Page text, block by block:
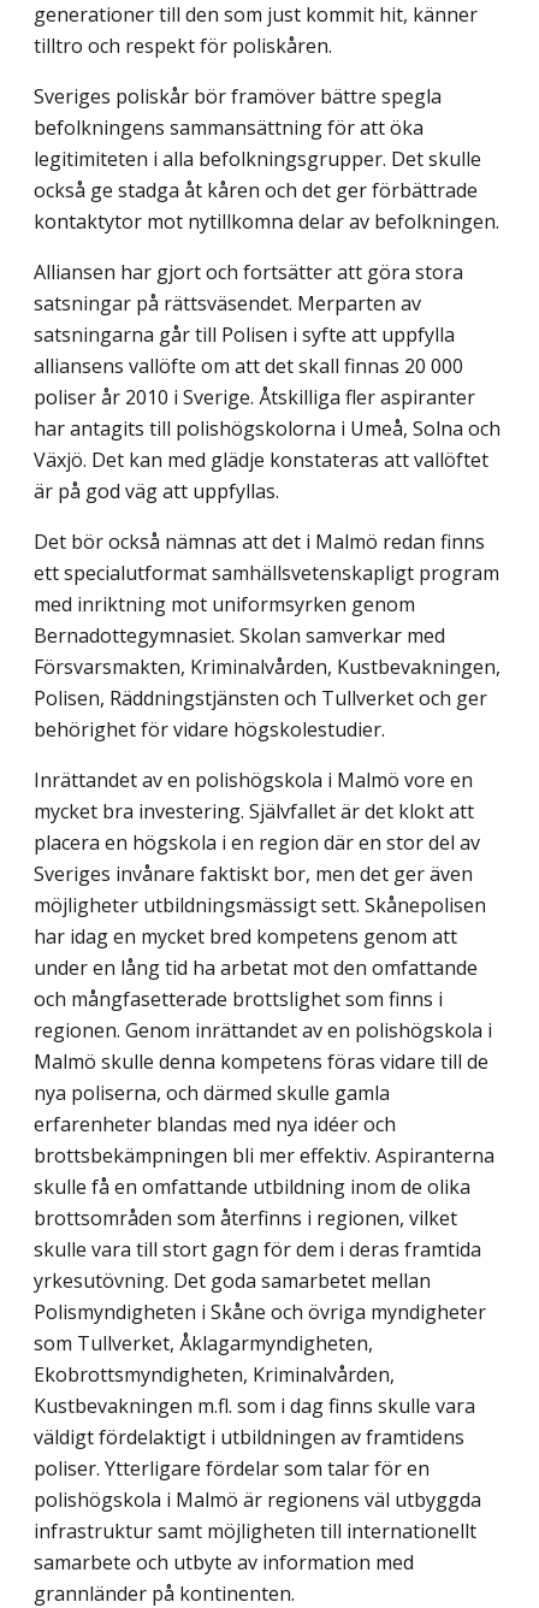
generationer till den som just kommit hit, känner
tilltro och respekt för poliskåren.
Sveriges poliskår bör framöver bättre spegla
befolkningens sammansättning för att öka
legitimiteten i alla befolkningsgrupper. Det skulle
också ge stadga åt kåren och det ger förbättrade
kontaktytor mot nytillkomna delar av befolkningen.
Alliansen har gjort och fortsätter att göra stora
satsningar på rättsväsendet. Merparten av
satsningarna går till Polisen i syfte att uppfylla
alliansens vallöfte om att det skall finnas 20 000
poliser år 2010 i Sverige. Åtskilliga fler aspiranter
har antagits till polishögskolorna i Umeå, Solna och
Växjö. Det kan med glädje konstateras att vallöftet
är på god väg att uppfyllas.
Det bör också nämnas att det i Malmö redan finns
ett specialutformat samhällsvetenskapligt program
med inriktning mot uniformsyrken genom
Bernadottegymnasiet. Skolan samverkar med
Försvarsmakten, Kriminalvården, Kustbevakningen,
Polisen, Räddningstjänsten och Tullverket och ger
behörighet för vidare högskolestudier.
Inrättandet av en polishögskola i Malmö vore en
mycket bra investering. Självfallet är det klokt att
placera en högskola i en region där en stor del av
Sveriges invånare faktiskt bor, men det ger även
möjligheter utbildningsmässigt sett. Skånepolisen
har idag en mycket bred kompetens genom att
under en lång tid ha arbetat mot den omfattande
och mångfasetterade brottslighet som finns i
regionen. Genom inrättandet av en polishögskola i
Malmö skulle denna kompetens föras vidare till de
nya poliserna, och därmed skulle gamla
erfarenheter blandas med nya idéer och
brottsbekämpningen bli mer effektiv. Aspiranterna
skulle få en omfattande utbildning inom de olika
brottsområden som återfinns i regionen, vilket
skulle vara till stort gagn för dem i deras framtida
yrkesutövning. Det goda samarbetet mellan
Polismyndigheten i Skåne och övriga myndigheter
som Tullverket, Åklagarmyndigheten,
Ekobrottsmyndigheten, Kriminalvården,
Kustbevakningen m.fl. som i dag finns skulle vara
väldigt fördelaktigt i utbildningen av framtidens
poliser. Ytterligare fördelar som talar för en
polishögskola i Malmö är regionens väl utbyggda
infrastruktur samt möjligheten till internationellt
samarbete och utbyte av information med
grannländer på kontinenten.